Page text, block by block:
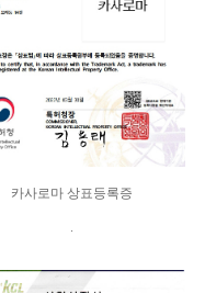
카사로마 상표등록증
.